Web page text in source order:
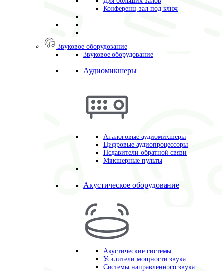
Конференц-зал под ключ
Звуковое оборудование
Звуковое оборудование
Аудиомикшеры
Аналоговые аудиомикшеры
Цифровые аудиопроцессоры
Подавители обратной связи
Микшерные пульты
Акустическое оборудование
Акустические системы
Усилители мощности звука
Системы направленного звука